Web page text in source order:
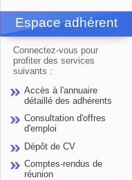
Espace adhérent
Connectez-vous pour
profiter des services
suivants :
Accès à l'annuaire
détaillé des adhérents
Consultation d'offres
d'emploi
Dépôt de CV
Comptes-rendus de
réunion